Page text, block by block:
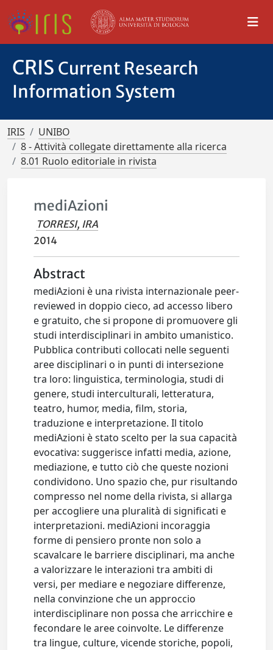
CRIS Current Research
Information System
IRIS
UNIBO
8 - Attività collegate direttamente alla ricerca
8.01 Ruolo editoriale in rivista
mediAzioni
TORRESI, IRA
2014
Abstract
mediAzioni è una rivista internazionale peer-
reviewed in doppio cieco, ad accesso libero
e gratuito, che si propone di promuovere gli
studi interdisciplinari in ambito umanistico.
Pubblica contributi collocati nelle seguenti
aree disciplinari o in punti di intersezione
tra loro: linguistica, terminologia, studi di
genere, studi interculturali, letteratura,
teatro, humor, media, film, storia,
traduzione e interpretazione. Il titolo
mediAzioni è stato scelto per la sua capacità
evocativa: suggerisce infatti media, azione,
mediazione, e tutto ciò che queste nozioni
condividono. Uno spazio che, pur risultando
compresso nel nome della rivista, si allarga
per accogliere una pluralità di significati e
interpretazioni. mediAzioni incoraggia
forme di pensiero pronte non solo a
scavalcare le barriere disciplinari, ma anche
a valorizzare le interazioni tra ambiti di
versi, per mediare e negoziare differenze,
nella convinzione che un approccio
interdisciplinare non possa che arricchire e
fecondare le aree coinvolte. Le differenze
tra lingue, culture, vicende storiche, popoli,